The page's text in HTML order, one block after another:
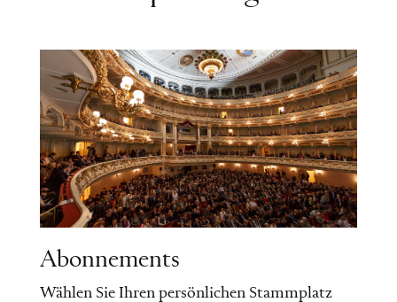
Abonnements
Wählen Sie Ihren persönlichen Stammplatz